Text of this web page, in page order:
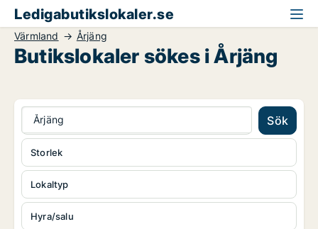
Ledigabutikslokaler.se
Värmland Årjäng
Butikslokaler sökes i Årjäng
Årjäng Sök
Lokaltyp
Hyra/salu
Storlek